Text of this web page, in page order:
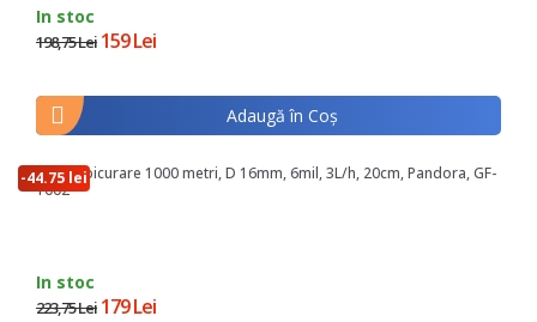
In stoc
198,75 Lei 159 Lei
Adaugă în Coş
-44.75 lei
Banda picurare 1000 metri, D 16mm, 6mil, 3L/h, 20cm, Pandora, GF-
1002
In stoc
223,75 Lei 179 Lei